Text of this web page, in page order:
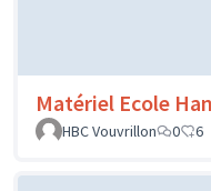
Matériel Ecole
HBC Vouvrillon
0 6